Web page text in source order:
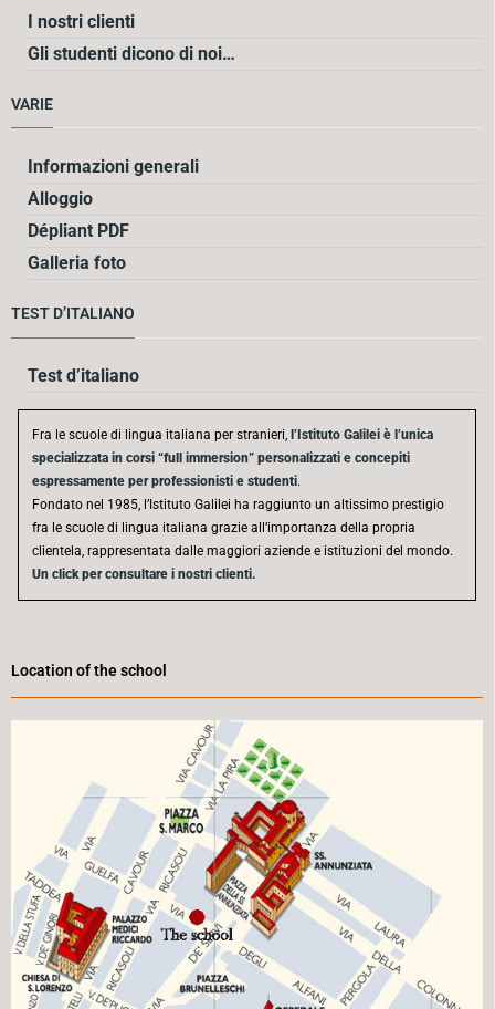
I nostri clienti
Gli studenti dicono di noi…
VARIE
Informazioni generali
Alloggio
Dépliant PDF
Galleria foto
TEST D’ITALIANO
Test d’italiano
Fra le scuole di lingua italiana per stranieri, l’Istituto Galilei è l’unica
specializzata in corsi “full immersion” personalizzati e concepiti
espressamente per professionisti e studenti.
Fondato nel 1985, l’Istituto Galilei ha raggiunto un altissimo prestigio
fra le scuole di lingua italiana grazie all’importanza della propria
clientela, rappresentata dalle maggiori aziende e istituzioni del mondo.
Un click per consultare i nostri clienti.
Location of the school